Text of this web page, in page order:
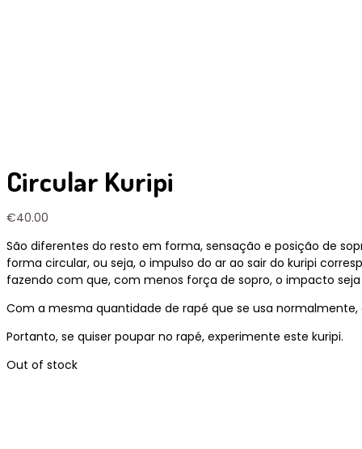
Circular Kuripi
€40.00
São diferentes do resto em forma, sensação e posição de
forma circular, ou seja, o impulso do ar ao sair do kuripi
fazendo com que, com menos força de sopro, o impacto
Com a mesma quantidade de rapé que se usa
Portanto, se quiser poupar no rapé, experimente este kuripi.
Out of stock